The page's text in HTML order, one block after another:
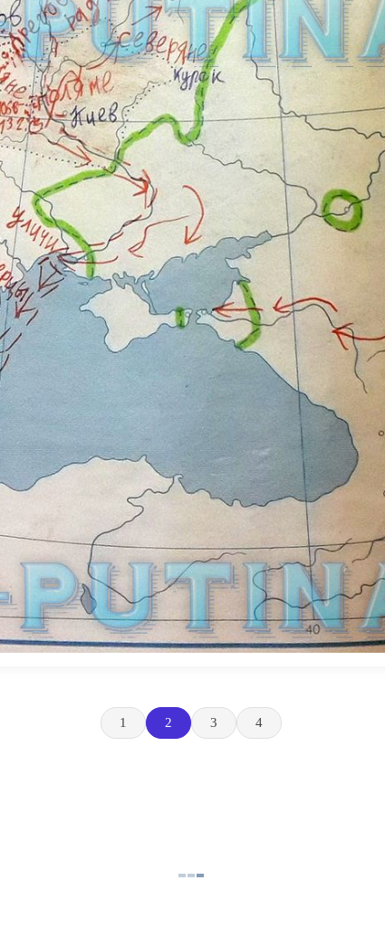
1 2 3 4